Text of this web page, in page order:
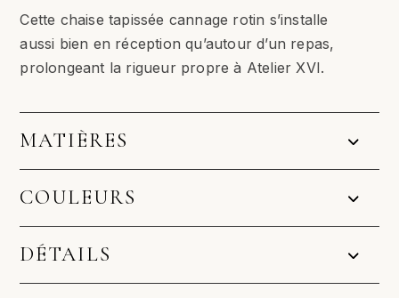
Cette chaise tapissée cannage rotin s’installe
aussi bien en réception qu’autour d’un repas,
prolongeant la rigueur propre à Atelier XVI.
MATIÈRES
COULEURS
DÉTAILS